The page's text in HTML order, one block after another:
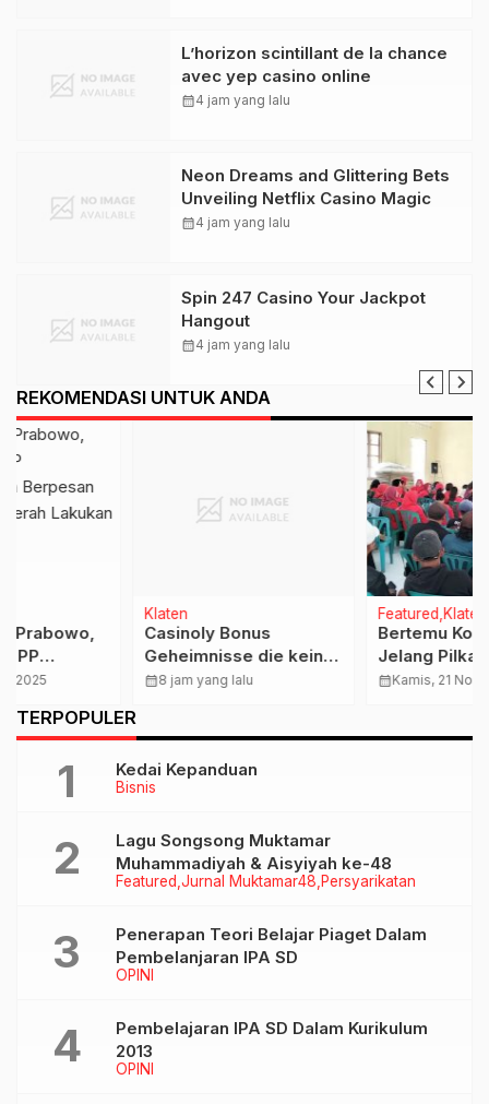
L’horizon scintillant de la chance
avec yep casino online
calendar_month4 jam yang lalu
Neon Dreams and Glittering Bets
Unveiling Netflix Casino Magic
calendar_month4 jam yang lalu
Spin 247 Casino Your Jackpot
Hangout
calendar_month4 jam yang lalu
REKOMENDASI UNTUK ANDA
Casinoly Bonus
Geheimnisse die kein
Spieler kennt
calendar_month8 jam yang lalu
Bertemu Konstituen
Jelang Pilkada,
Kadarwati : Saya Harus
Inginkan
Kamis, 21 Nov 2024
…
TERPOPULER
Bisnis
Kedai Kepanduan
Featured Jurnal Muktamar48 Persyarikatan
Lagu Songsong Muktamar
Muhammadiyah & Aisyiyah ke-48
OPINI
Penerapan Teori Belajar Piaget Dalam
Pembelanjaran IPA SD
OPINI
Pembelajaran IPA SD Dalam Kurikulum
2013